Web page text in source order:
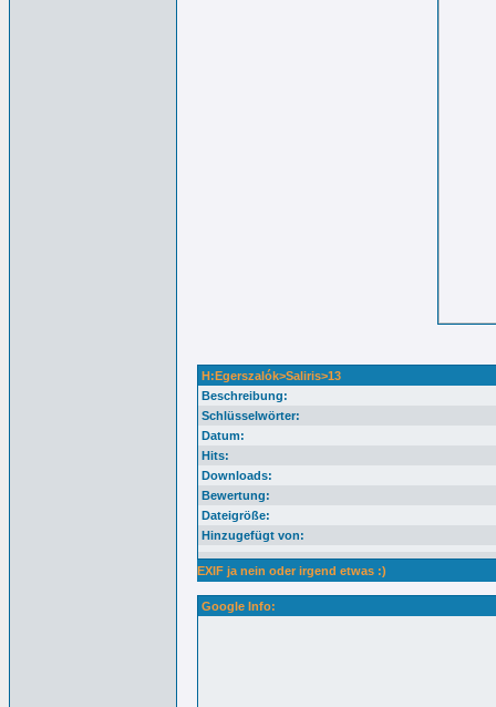
H:Egerszalók>Saliris>13
Beschreibung:
Schlüsselwörter:
Datum:
Hits:
Downloads:
Bewertung:
Dateigröße:
Hinzugefügt von:
EXIF ja nein oder irgend etwas :)
Google Info: